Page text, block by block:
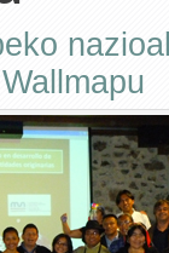
Wallmapu